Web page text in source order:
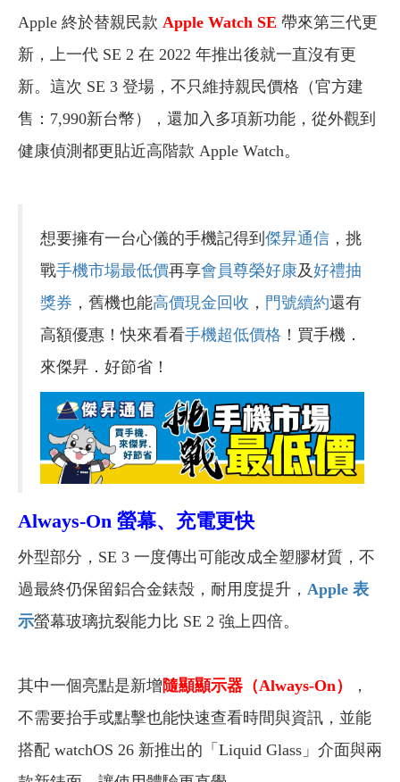
Apple 終於替親民款 Apple Watch SE 帶來第三代更
新，上一代 SE 2 在 2022 年推出後就一直沒有更
新。這次 SE 3 登場，不只維持親民價格（官方建
售：7,990新台幣），還加入多項新功能，從外觀到
健康偵測都更貼近高階款 Apple Watch。
想要擁有一台心儀的手機記得到 傑昇通信 ，挑
戰手機市場最低價再享會員尊榮好康及好禮抽
獎券 ，舊機也能高價現金回收 ， 門號續約還有
高額優惠！快來看看手機超低價格 ！買手機．
來傑昇．好節省！
Always-On 螢幕、充電更快
外型部分，SE 3 一度傳出可能改成全塑膠材質，不
過最終仍保留鋁合金錶殼，耐用度提升， Apple 表
示螢幕玻璃抗裂能力比 SE 2 強上四倍。
其中一個亮點是新增隨顯顯示器（Always-On）
，
不需要抬手或點擊也能快速查看時間與資訊，並能
搭配 watchOS 26 新推出的「Liquid Glass」介面與兩